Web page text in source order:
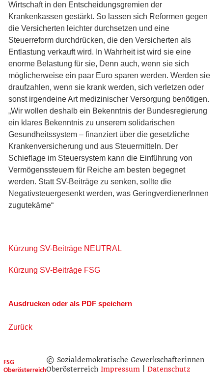
Wirtschaft in den Entscheidungsgremien der
Krankenkassen gestärkt. So lassen sich Reformen gegen
die Versicherten leichter durchsetzen und eine
Steuerreform durchdrücken, die den Versicherten als
Entlastung verkauft wird. In Wahrheit ist wird sie eine
enorme Belastung für sie, Denn auch, wenn sie sich
möglicherweise ein paar Euro sparen werden. Werden sie
draufzahlen, wenn sie krank werden, sich verletzen oder
sonst irgendeine Art medizinischer Versorgung benötigen.
„Wir wollen deshalb ein Bekenntnis der Bundesregierung
ein klares Bekenntnis zu unserem solidarischen
Gesundheitssystem – finanziert über die gesetzliche
Krankenversicherung und aus Steuermitteln. Der
Schieflage im Steuersystem kann die Einführung von
Vermögenssteuern für Reiche am besten begegnet
werden. Statt SV-Beiträge zu senken, sollte die
Negativsteuergesenkt werden, was GeringverdienerInnen
zugutekäme“
Kürzung SV-Beiträge NEUTRAL
Kürzung SV-Beiträge FSG
Ausdrucken oder als PDF speichern
Zurück
FSG
Oberösterreich
© Sozialdemokratische Gewerkschafterinnen
Oberösterreich Impressum| Datenschutz